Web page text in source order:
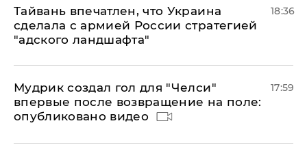
Тайвань впечатлен, что Украина
сделала с армией России стратегией
"адского ландшафта"
18:36
Мудрик создал гол для "Челси"
впервые после возвращение на поле:
опубликовано видео
17:59